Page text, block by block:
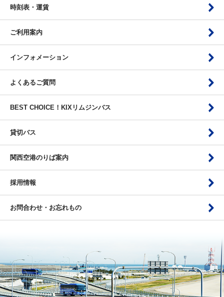
時刻表・運賃
ご利用案内
インフォメーション
よくあるご質問
BEST CHOICE！KIXリムジンバス
貸切バス
関西空港のりば案内
採用情報
お問合わせ・お忘れもの